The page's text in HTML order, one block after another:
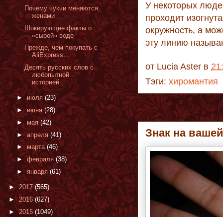
У некоторых
проходит
окружность, а
эту линию
от Lucia Aster в
Тэги: хиромантия
Знак на
Почему чукчи меняются
женами
Шокирующие факты о
«сырой» воде
Прежде, чем покупать с
AliExpress…
Десять русских слов с
любопытной
историей
►июля (23)
► июня(28)
► мая (42)
► апреля (41)
► марта(46)
►февраля (38)
► января (61)
► 2017 (565)
► 2016 (627)
►2015 (1049)